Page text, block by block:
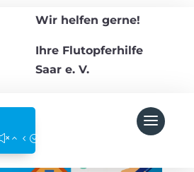
Wir helfen gerne!
Ihre Flutopferhilfe
Saar e. V.